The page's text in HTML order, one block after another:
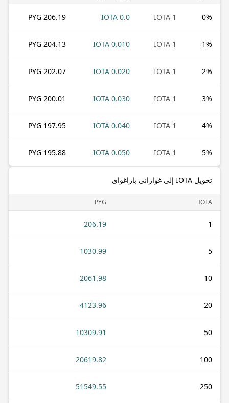
0%
1 IOTA
0.0 IOTA
206.19 PYG
1%
1 IOTA
0.010 IOTA
204.13 PYG
2%
1 IOTA
0.020 IOTA
202.07 PYG
3%
1 IOTA
0.030 IOTA
200.01 PYG
4%
1 IOTA
0.040 IOTA
197.95 PYG
5%
1 IOTA
0.050 IOTA
195.88 PYG
تحويل IOTA إلى غواراني باراغواي
IOTA
PYG
1
206.19
5
1030.99
10
2061.98
20
4123.96
50
10309.91
100
20619.82
250
51549.55